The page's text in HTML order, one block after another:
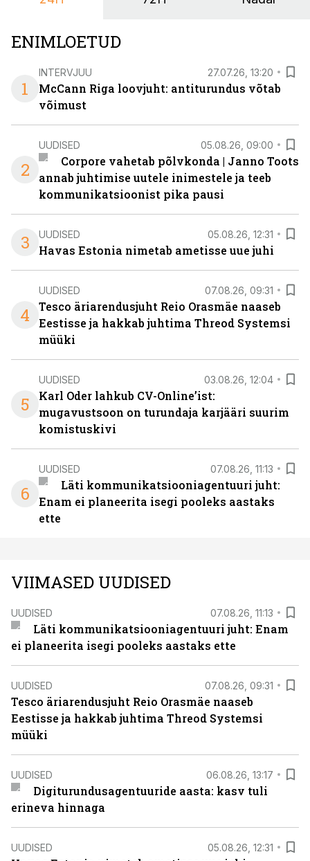
ENIMLOETUD
1
INTERVJUU 27.07.26, 13:20
McCann Riga loovjuht: antiturundus võtab
võimust
2
UUDISED 05.08.26, 09:00
Corpore vahetab põlvkonda | Janno Toots
annab juhtimise uutele inimestele ja teeb
kommunikatsioonist pika pausi
3 UUDISED 05.08.26, 12:31
Havas Estonia nimetab ametisse uue juhi
4
UUDISED 07.08.26, 09:31
Tesco äriarendusjuht Reio Orasmäe naaseb
Eestisse ja hakkab juhtima Threod Systemsi
müüki
5
UUDISED 03.08.26, 12:04
Karl Oder lahkub CV-Online’ist:
mugavustsoon on turundaja karjääri suurim
komistuskivi
6
UUDISED 07.08.26, 11:13
Läti kommunikatsiooniagentuuri juht:
Enam ei planeerita isegi pooleks aastaks
ette
VIIMASED UUDISED
UUDISED 07.08.26, 11:13
Läti kommunikatsiooniagentuuri juht: Enam
ei planeerita isegi pooleks aastaks ette
UUDISED 07.08.26, 09:31
Tesco äriarendusjuht Reio Orasmäe naaseb
Eestisse ja hakkab juhtima Threod Systemsi
müüki
UUDISED 06.08.26, 13:17
Digiturundusagentuuride aasta: kasv tuli
erineva hinnaga
UUDISED 05.08.26, 12:31